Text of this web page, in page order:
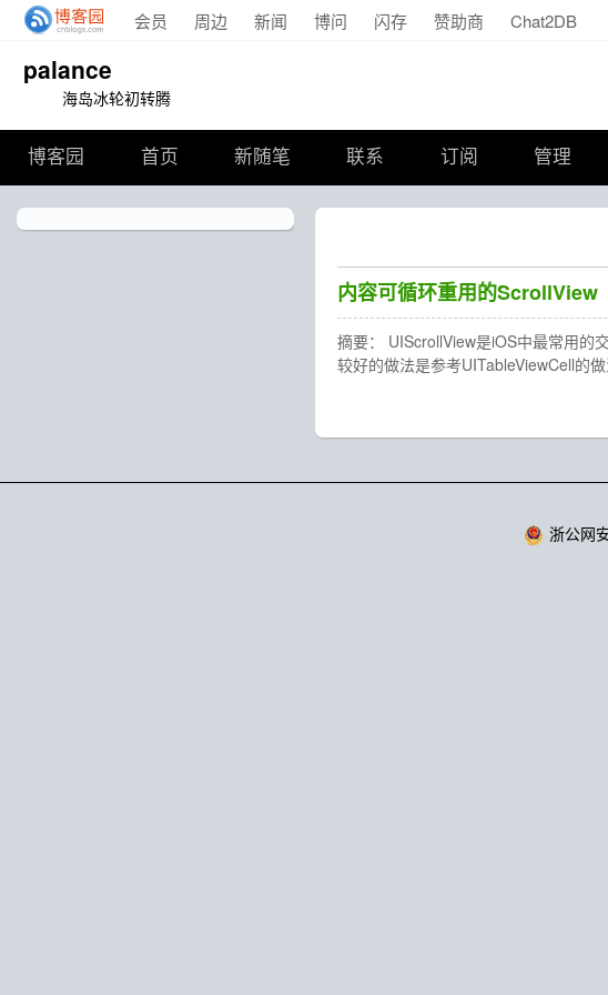
会员 周边 新闻 博问 闪存 赞助商 Chat2DB
palance
海岛冰轮初转腾
博客园 首页 新随笔 联系 订阅 管理
内容可循环重用的ScrollView
摘要： UIScrollView是iOS中最常用的
较好的做法是参考UITableViewCell的
浙公网